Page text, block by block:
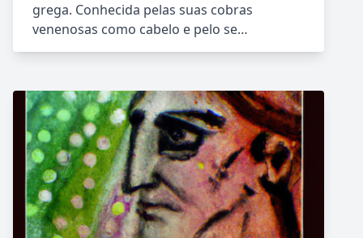
grega. Conhecida pelas suas cobras
venenosas como cabelo e pelo se…